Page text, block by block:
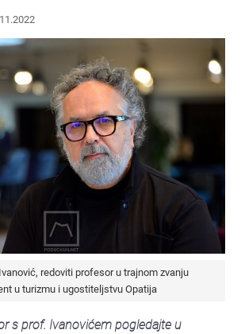
redoviti profesor u trajnom zvanju
u turizmu i ugostiteljstvu Opatija
s prof. Ivanovićem pogledajte u